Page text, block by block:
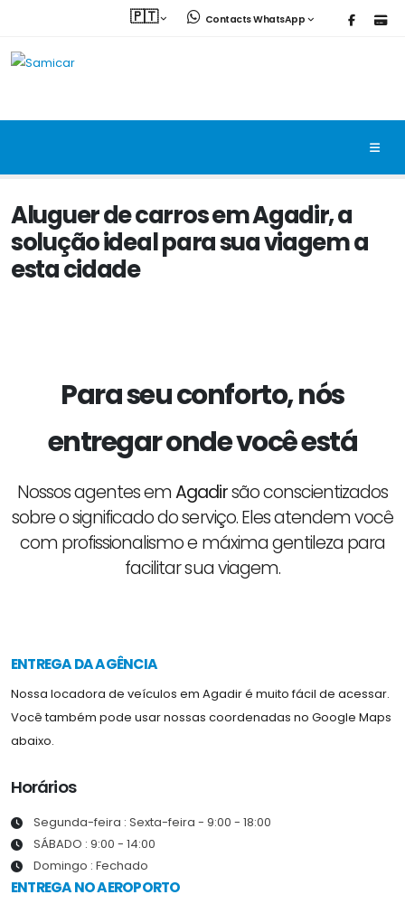
🇵🇹 Contacts WhatsApp
Aluguer de carros em Agadir, a
solução ideal para sua viagem a
esta cidade
Para seu conforto, nós
entregaronde você está
Nossos agentes emAgadirsão conscientizados
sobre o significado do serviço. Eles atendem você
com profissionalismo e máxima gentileza para
facilitar sua viagem.
ENTREGA DA AGÊNCIA
Nossa locadora de veículos em Agadir é muito fácil de acessar.
Você também pode usar nossas coordenadas no Google Maps
abaixo.
Horários
Segunda-feira : Sexta-feira - 9:00 - 18:00
SÁBADO : 9:00 - 14:00
Domingo : Fechado
ENTREGA NO AEROPORTO